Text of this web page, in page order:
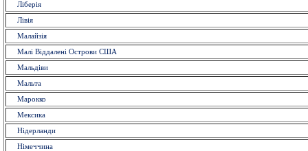
Ліберія
Лівія
Малайзія
Малі Віддалені Острови США
Мальдіви
Мальта
Марокко
Мексика
Нідерланди
Німеччина